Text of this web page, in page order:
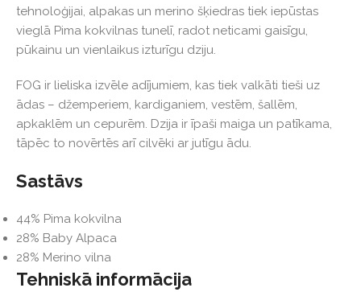
tehnoloģijai, alpakas un merino šķiedras tiek iepūstas
vieglā Pima kokvilnas tunelī, radot neticami gaisīgu,
pūkainu un vienlaikus izturīgu dziju.
FOG ir lieliska izvēle adījumiem, kas tiek valkāti tieši uz
ādas – džemperiem, kardiganiem, vestēm, šallēm,
apkaklēm un cepurēm. Dzija ir īpaši maiga un patīkama,
tāpēc to novērtēs arī cilvēki ar jutīgu ādu.
Sastāvs
44% Pima kokvilna
28% Baby Alpaca
28% Merino vilna
Tehniskā informācija